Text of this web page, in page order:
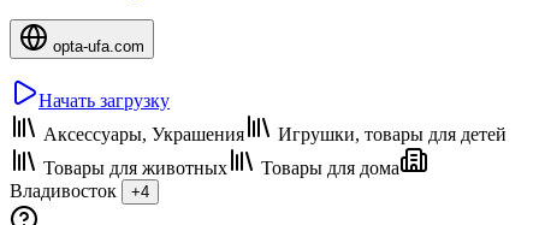
opta-ufa.com
Начать загрузку
Аксессуары, Украшения
Игрушки, товары для детей
Товары для животных
Товары для дома
Владивосток
+4